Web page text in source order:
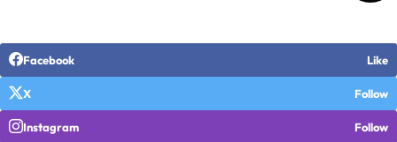
Facebook Like
X Follow
Instagram Follow